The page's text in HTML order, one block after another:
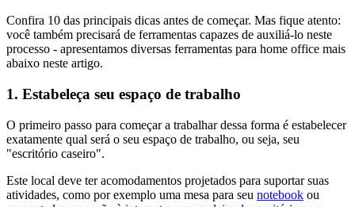
Confira 10 das principais dicas antes de começar. Mas fique atento:
você também precisará de ferramentas capazes de auxiliá-lo neste
processo - apresentamos diversas ferramentas para home office mais
abaixo neste artigo.
1. Estabeleça seu espaço de trabalho
O primeiro passo para começar a trabalhar dessa forma é estabelecer
exatamente qual será o seu espaço de trabalho, ou seja, seu
"escritório caseiro".
Este local deve ter acomodamentos projetados para suportar suas
atividades, como por exemplo uma mesa para seu notebook ou